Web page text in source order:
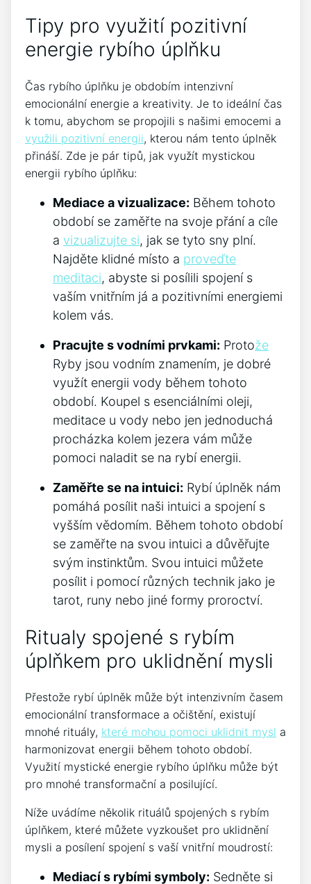
Tipy pro využití pozitivní
energie rybího úplňku
Čas rybího úplňku je ⁣obdobím intenzivní
emocionální energie a kreativity. Je to ideální​ čas
k tomu, abychom se‍ propojili ⁢s našimi emocemi a
využili pozitivní energii, kterou nám tento úplněk
přináší. Zde je pár tipů, jak ⁤využít mystickou
energii rybího úplňku:
Mediace a vizualizace: Během tohoto
období se zaměřte na svoje přání a cíle⁢
a vizualizujte si, jak ‍se tyto ​sny‌ plní.
Najděte klidné místo a proveďte
meditaci, abyste ⁢si ⁤posílili spojení s
vaším vnitřním já a pozitivními energiemi
kolem vás.
Pracujte s vodními prvkami: Protože
Ryby jsou vodním znamením, je dobré
využít energii vody během tohoto
období. Koupel s esenciálními oleji,
meditace u vody nebo jen jednoduchá
procházka kolem jezera vám může
pomoci naladit se na rybí energii.
Zaměřte se na intuici: Rybí úplněk nám
pomáhá posílit naši intuici a spojení s
vyšším vědomím. Během tohoto období
se zaměřte na svou intuici a důvěřujte
svým instinktům. Svou intuici ‍můžete
posílit i pomocí různých technik jako je
tarot, runy ‌nebo jiné formy proroctví.
Ritualy spojené⁤ s rybím
úplňkem⁤ pro⁢ uklidnění mysli
Přestože rybí úplněk může být intenzivním časem
emocionální‍ transformace a očištění, existují
mnohé rituály, které mohou pomoci uklidnit mysl a
harmonizovat energii během tohoto‍ období.
Využití mystické energie rybího úplňku může být
pro mnohé⁤ transformační a posilující.
Níže uvádíme několik rituálů spojených s rybím
úplňkem, které můžete vyzkoušet pro ⁢uklidnění
mysli‌ a posílení⁣ spojení s vaší vnitřní ⁣moudrostí:
Mediací s rybími symboly: ⁢Sedněte​ si